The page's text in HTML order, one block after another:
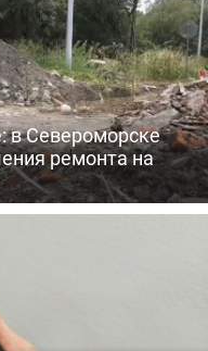
в Североморске
ремонта на